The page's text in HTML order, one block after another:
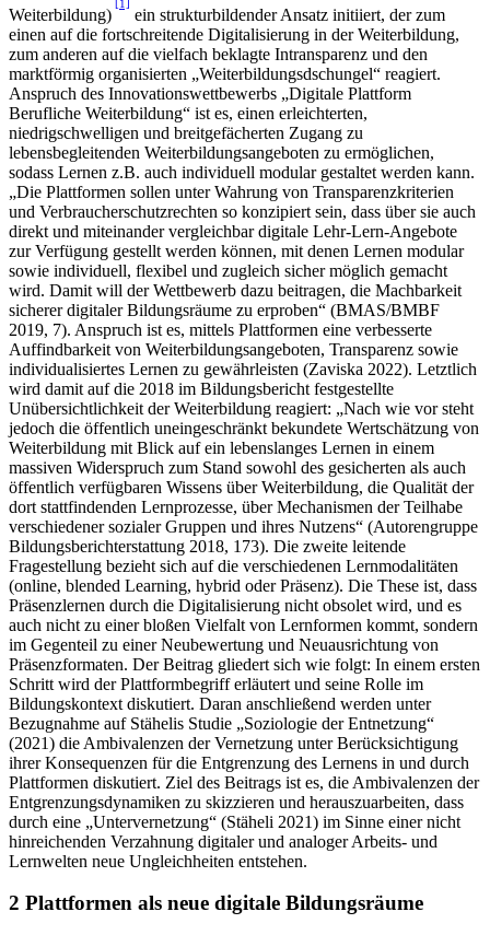
Weiterbildung)
[1]
ein strukturbildender Ansatz initiiert, der zum
einen auf die fortschreitende Digitalisierung in der Weiterbildung,
zum anderen auf die vielfach beklagte Intransparenz und den
marktförmig organisierten „Weiterbildungsdschungel“ reagiert.
Anspruch des Innovationswettbewerbs „Digitale Plattform
Berufliche Weiterbildung“ ist es, einen erleichterten,
niedrigschwelligen und breitgefächerten Zugang zu
lebensbegleitenden Weiterbildungsangeboten zu ermöglichen,
sodass Lernen z.B. auch individuell modular gestaltet werden kann.
„Die Plattformen sollen unter Wahrung von Transparenzkriterien
und Verbraucherschutzrechten so konzipiert sein, dass über sie auch
direkt und miteinander vergleichbar digitale Lehr-Lern-Angebote
zur Verfügung gestellt werden können, mit denen Lernen modular
sowie individuell, flexibel und zugleich sicher möglich gemacht
wird. Damit will der Wettbewerb dazu beitragen, die Machbarkeit
sicherer digitaler Bildungsräume zu erproben“ (BMAS/BMBF
2019, 7). Anspruch ist es, mittels Plattformen eine verbesserte
Auffindbarkeit von Weiterbildungsangeboten, Transparenz sowie
individualisiertes Lernen zu gewährleisten (Zaviska 2022). Letztlich
wird damit auf die 2018 im Bildungsbericht festgestellte
Unübersichtlichkeit der Weiterbildung reagiert: „Nach wie vor steht
jedoch die öffentlich uneingeschränkt bekundete Wertschätzung von
Weiterbildung mit Blick auf ein lebenslanges Lernen in einem
massiven Widerspruch zum Stand sowohl des gesicherten als auch
öffentlich verfügbaren Wissens über Weiterbildung, die Qualität der
dort stattfindenden Lernprozesse, über Mechanismen der Teilhabe
verschiedener sozialer Gruppen und ihres Nutzens“ (Autorengruppe
Bildungsberichterstattung 2018, 173). Die zweite leitende
Fragestellung bezieht sich auf die verschiedenen Lernmodalitäten
(online, blended Learning, hybrid oder Präsenz). Die These ist, dass
Präsenzlernen durch die Digitalisierung nicht obsolet wird, und es
auch nicht zu einer bloßen Vielfalt von Lernformen kommt, sondern
im Gegenteil zu einer Neubewertung und Neuausrichtung von
Präsenzformaten. Der Beitrag gliedert sich wie folgt: In einem ersten
Schritt wird der Plattformbegriff erläutert und seine Rolle im
Bildungskontext diskutiert. Daran anschließend werden unter
Bezugnahme auf Stähelis Studie „Soziologie der Entnetzung“
(2021) die Ambivalenzen der Vernetzung unter Berücksichtigung
ihrer Konsequenzen für die Entgrenzung des Lernens in und durch
Plattformen diskutiert. Ziel des Beitrags ist es, die Ambivalenzen der
Entgrenzungsdynamiken zu skizzieren und herauszuarbeiten, dass
durch eine „Untervernetzung“ (Stäheli 2021) im Sinne einer nicht
hinreichenden Verzahnung digitaler und analoger Arbeits- und
Lernwelten neue Ungleichheiten entstehen.
2 Plattformen als neue digitale Bildungsräume